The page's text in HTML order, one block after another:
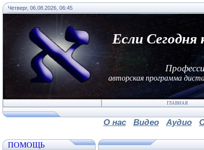
Четверг, 06.08.2026, 06:45
Если Сегодня
авторская программа
ГЛАВНАЯ
О нас Видео Аудио
ПОМОЩЬ